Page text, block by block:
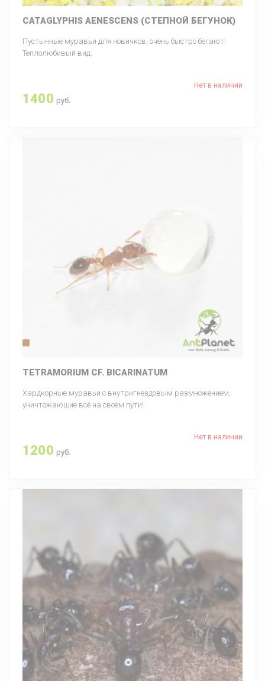
CATAGLYPHIS AENESCENS (СТЕПНОЙ БЕГУНОК)
Пустынные муравьи для новичков, очень быстро бегают!
Теплолюбивый вид.
1400 руб.
Нет в наличии
TETRAMORIUM CF. BICARINATUM
Хардкорные муравьи c внутригнездовым размножением,
уничтожающие всё на своём пути!
1200 руб.
Нет в наличии